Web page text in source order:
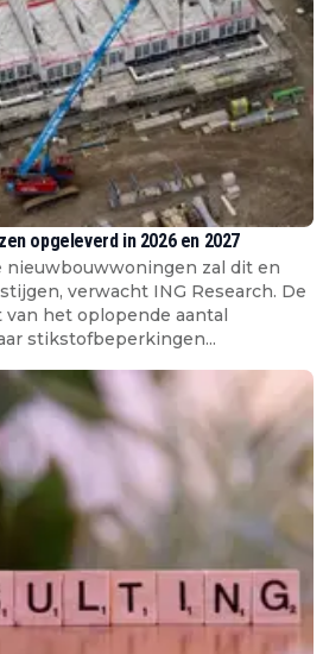
opgeleverd in 2026 en 2027
nieuwbouwwoningen zal dit en
verwacht ING Research. De
het oplopende aantal
stikstofbeperkingen...